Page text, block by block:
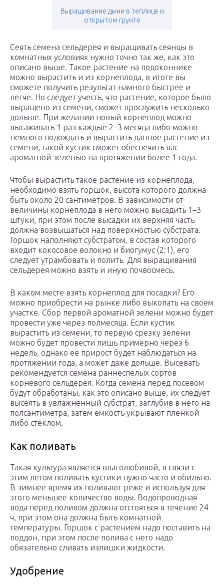
Выращивание дыни в теплице и
открытом грунте
Сеять семена сельдерея и выращивать сеянцы в
комнатных условиях нужно точно так же, как это
описано выше. Такое растение на подоконнике
можно вырастить и из корнеплода, в итоге вы
сможете получить результат намного быстрее и
легче. Но следует учесть, что растение, которое было
выращено из семени, сможет прослужить несколько
дольше. При желании новый корнеплод можно
высаживать 1 раз каждые 2–3 месяца либо можно
немного подождать и вырастить данное растение из
семени, такой кустик сможет обеспечить вас
ароматной зеленью на протяжении более 1 года.
Чтобы вырастить такое растение из корнеплода,
необходимо взять горшок, высота которого должна
быть около 20 сантиметров. В зависимости от
величины корнеплода в него можно высадить 1–3
штуки, при этом после высадки их верхняя часть
должна возвышаться над поверхностью субстрата.
Горшок наполняют субстратом, в состав которого
входит кокосовое волокно и биогумус (2:1), его
следует утрамбовать и полить. Для выращивания
сельдерея можно взять и иную почвосмесь.
В каком месте взять корнеплод для посадки? Его
можно приобрести на рынке либо выкопать на своем
участке. Сбор первой ароматной зелени можно будет
провести уже через полмесяца. Если кустик
вырастить из семени, то первую срезку зелени
можно будет провести лишь примерно через 6
недель, однако ее прирост будет наблюдаться на
протяжении года, а может даже дольше. Высевать
рекомендуется семена раннеспелых сортов
корневого сельдерея. Когда семена перед посевом
будут обработаны, как это описано выше, их следует
высеять в увлажненный субстрат, заглубив в него на
полсантиметра, затем емкость укрывают пленкой
либо стеклом.
Как поливать
Такая культура является влаголюбивой, в связи с
этим летом поливать кустики нужно часто и обильно.
В зимнее время их поливают реже и используя для
этого меньшее количество воды. Водопроводная
вода перед поливом должна отстояться в течение 24
ч, при этом она должна быть комнатной
температуры. Горшок с растением надо поставить на
поддон, при этом после полива с него надо
обязательно сливать излишки жидкости.
Удобрение